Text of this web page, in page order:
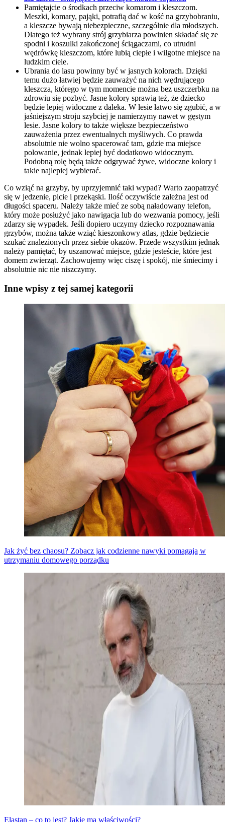
Pamiętajcie o środkach przeciw komarom i kleszczom.
Meszki, komary, pająki, potrafią dać w kość na grzybobraniu,
a kleszcze bywają niebezpieczne, szczególnie dla młodszych.
Dlatego też wybrany strój grzybiarza powinien składać się ze
spodni i koszulki zakończonej ściągaczami, co utrudni
wędrówkę kleszczom, które lubią ciepłe i wilgotne miejsce na
ludzkim ciele.
Ubrania do lasu powinny być w jasnych kolorach. Dzięki
temu dużo łatwiej będzie zauważyć na nich wędrującego
kleszcza, którego w tym momencie można bez uszczerbku na
zdrowiu się pozbyć. Jasne kolory sprawią też, że dziecko
będzie lepiej widoczne z daleka. W lesie łatwo się zgubić, a w
jaśniejszym stroju szybciej je namierzymy nawet w gęstym
lesie. Jasne kolory to także większe bezpieczeństwo
zauważenia przez ewentualnych myśliwych. Co prawda
absolutnie nie wolno spacerować tam, gdzie ma miejsce
polowanie, jednak lepiej być dodatkowo widocznym.
Podobną rolę będą także odgrywać żywe, widoczne kolory i
takie najlepiej wybierać.
Co wziąć na grzyby, by uprzyjemnić taki wypad? Warto zaopatrzyć
się w jedzenie, picie i przekąski. Ilość oczywiście zależna jest od
długości spaceru. Należy także mieć ze sobą naładowany telefon,
który może posłużyć jako nawigacja lub do wezwania pomocy, jeśli
zdarzy się wypadek. Jeśli dopiero uczymy dziecko rozpoznawania
grzybów, można także wziąć kieszonkowy atlas, gdzie będziecie
szukać znalezionych przez siebie okazów. Przede wszystkim jednak
należy pamiętać, by uszanować miejsce, gdzie jesteście, które jest
domem zwierząt. Zachowujemy więc ciszę i spokój, nie śmiecimy i
absolutnie nic nie niszczymy.
Inne wpisy z tej samej kategorii
Jak żyć bez chaosu? Zobacz jak codzienne nawyki pomagają w
utrzymaniu domowego porządku
Elastan – co to jest? Jakie ma właściwości?